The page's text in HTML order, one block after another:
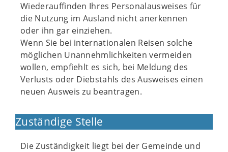
Wiederauffinden Ihres Personalausweises für
die Nutzung im Ausland nicht anerkennen
oder ihn gar einziehen.
Wenn Sie bei internationalen Reisen solche
möglichen Unannehmlichkeiten vermeiden
wollen, empfiehlt es sich, bei Meldung des
Verlusts oder Diebstahls des Ausweises einen
neuen Ausweis zu beantragen.
Zuständige Stelle
Die Zuständigkeit liegt bei der Gemeinde und